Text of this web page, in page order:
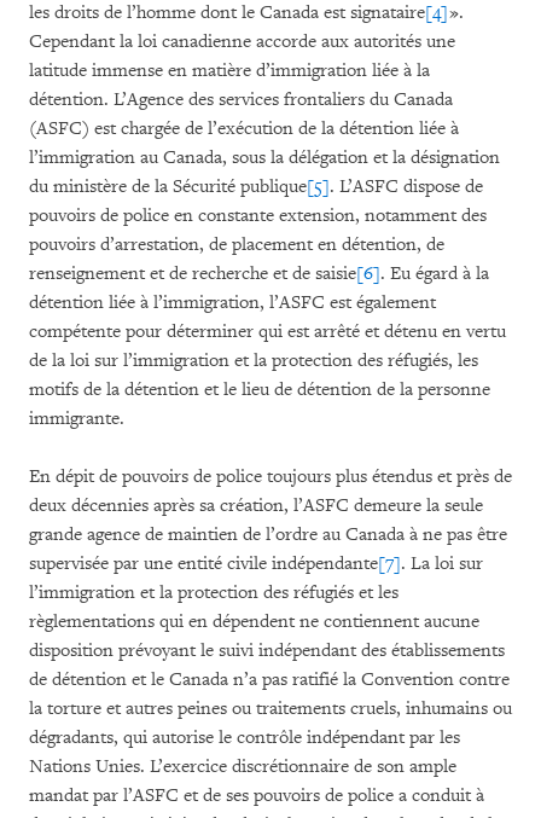
les droits de l’homme dont le Canada est signataire[4]».
Cependant la loi canadienne accorde aux autorités une
latitude immense en matière d’immigration liée à la
détention. L’Agence des services frontaliers du Canada
(ASFC) est chargée de l’exécution de la détention liée à
l’immigration au Canada, sous la délégation et la désignation
du ministère de la Sécurité publique[5]. L’ASFC dispose de
pouvoirs de police en constante extension, notamment des
pouvoirs d’arrestation, de placement en détention, de
renseignement et de recherche et de saisie[6]. Eu égard à la
détention liée à l’immigration, l’ASFC est également
compétente pour déterminer qui est arrêté et détenu en vertu
de la loi sur l’immigration et la protection des réfugiés, les
motifs de la détention et le lieu de détention de la personne
immigrante.
En dépit de pouvoirs de police toujours plus étendus et près de
deux décennies après sa création, l’ASFC demeure la seule
grande agence de maintien de l’ordre au Canada à ne pas être
supervisée par une entité civile indépendante[7]. La loi sur
l’immigration et la protection des réfugiés et les
règlementations qui en dépendent ne contiennent aucune
disposition prévoyant le suivi indépendant des établissements
de détention et le Canada n’a pas ratifié la Convention contre
la torture et autres peines ou traitements cruels, inhumains ou
dégradants, qui autorise le contrôle indépendant par les
Nations Unies. L’exercice discrétionnaire de son ample
mandat par l’ASFC et de ses pouvoirs de police a conduit à